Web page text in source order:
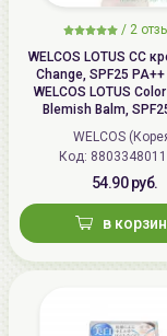
/ 2
WELCOS LOTUS СС
Change, SPF25
WELCOS LOTUS
Blemish Balm,
WELCOS
Код:
54.90 руб.
в